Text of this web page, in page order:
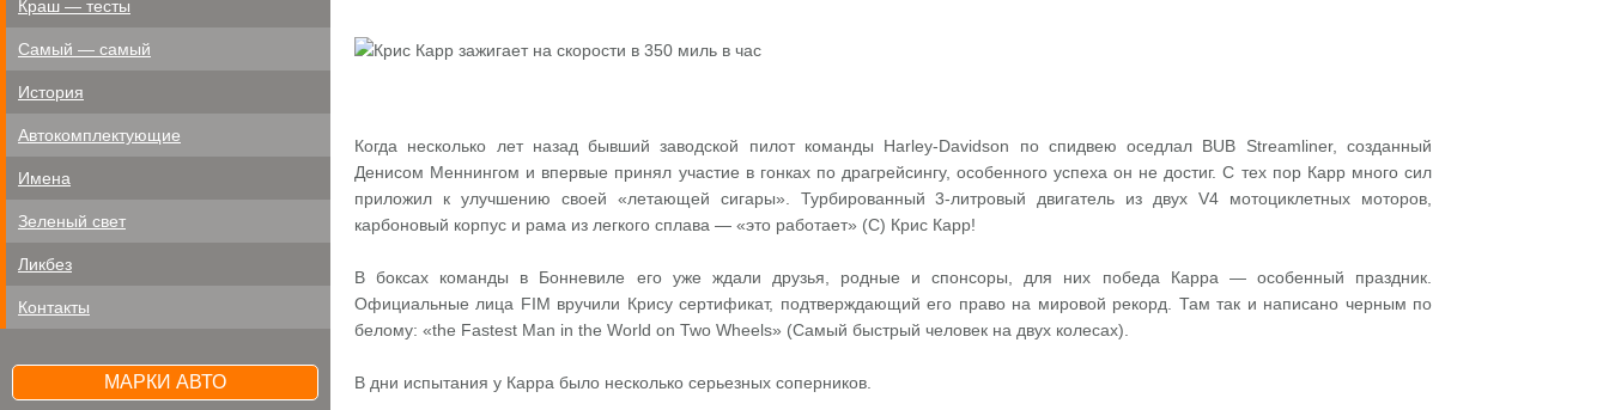
Краш — тесты
Самый — самый
История
Автокомплектующие
Имена
Зеленый свет
Ликбез
Контакты
МАРКИ АВТО
Когда несколько лет назад бывший заводской пилот команды Harley-Davidson по спидвею оседлал BUB Streamliner, созданный
Денисом Меннингом и впервые принял участие в гонках по драгрейсингу, особенного успеха он не достиг. С тех пор Карр много сил
приложил к улучшению своей «летающей сигары». Турбированный 3-литровый двигатель из двух V4 мотоциклетных моторов,
карбоновый корпус и рама из легкого сплава — «это работает» (С) Крис Карр!
В боксах команды в Бонневиле его уже ждали друзья, родные и спонсоры, для них победа Карра — особенный праздник.
Официальные лица FIM вручили Крису сертификат, подтверждающий его право на мировой рекорд. Там так и написано черным по
белому: «the Fastest Man in the World on Two Wheels» (Самый быстрый человек на двух колесах).
В дни испытания у Карра было несколько серьезных соперников.